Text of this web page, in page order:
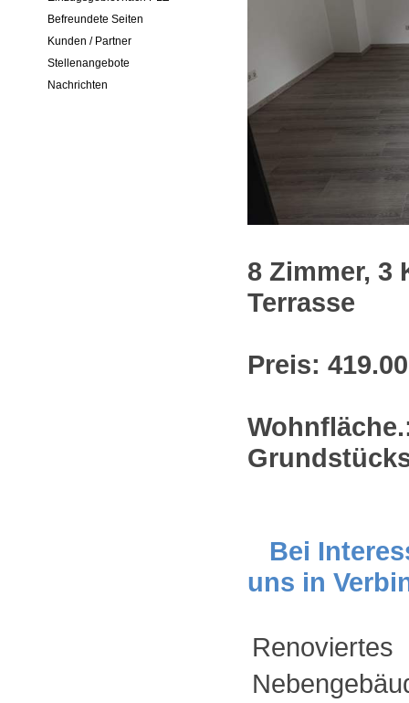
Befreundete Seiten
Kunden / Partner
Stellenangebote
Nachrichten
8 Zimmer, 3
Terrasse
Preis:
Bei
uns in